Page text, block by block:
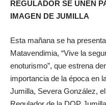
REGULADOR SE UNEN
IMAGEN DE JUMILLA
Esta mañana se ha
Matavendimia, “Vive la
enoturismo”, que estrena
importancia de la época en
Jumilla, Severa González,